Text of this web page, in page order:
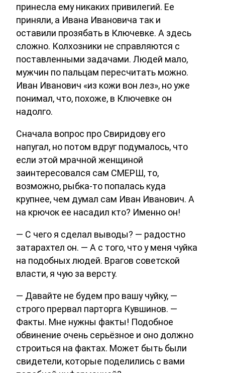
принесла ему никаких привилегий. Ее
приняли, а Ивана Ивановича так и
оставили прозябать в Ключевке. А здесь
сложно. Колхозники не справляются с
поставленными задачами. Людей мало,
мужчин по пальцам пересчитать можно.
Иван Иванович «из кожи вон лез», но уже
понимал, что, похоже, в Ключевке он
надолго.
Сначала вопрос про Свиридову его
напугал, но потом вдруг подумалось, что
если этой мрачной женщиной
заинтересовался сам СМЕРШ, то,
возможно, рыбка-то попалась куда
крупнее, чем думал сам Иван Иванович. А
на крючок ее насадил кто? Именно он!
— С чего я сделал выводы? — радостно
затарахтел он. — А с того, что у меня чуйка
на подобных людей. Врагов советской
власти, я чую за версту.
— Давайте не будем про вашу чуйку, —
строго прервал парторга Кувшинов. —
Факты. Мне нужны факты! Подобное
обвинение очень серьёзное и оно должно
строиться на фактах. Может быть были
свидетели, которые поделились с вами